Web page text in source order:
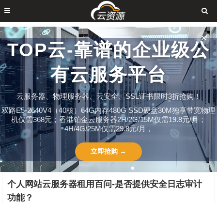
TOP云-靠谱的企业级公
有云服务平台
云服务器、物理服务器、云安全、SSL证书限时3折抢购！
双路E5-2640V4（40核）64G内存480G SSD硬盘30M独享带宽物理
机仅需368元；香港铂金云服务器2H/2G/15M仅需19.8元/月；
4H/4G/25M仅需29.8元/月，
立即抢购 →
✕
个人网站云服务器租用百问-是否提供安全日志审计
功能？